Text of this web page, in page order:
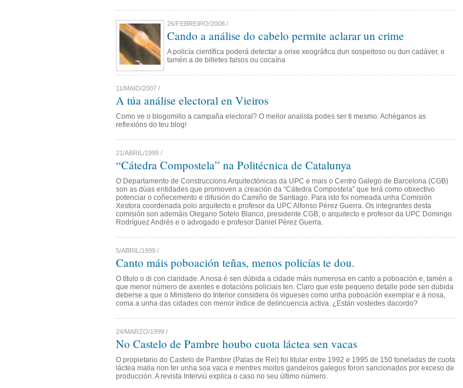
26/FEBREIRO/2008 /
Cando a análise do cabelo permite aclarar un crime
A policía científica poderá detectar a orixe xeográfica dun sospeitoso ou dun cadáver, e
tamén a de billetes falsos ou cocaína
11/MAIO/2007 /
A túa análise electoral en Vieiros
Como ve o blogomillo a campaña electoral? O mellor analista podes ser ti mesmo. Achéganos as
reflexións do teu blog!
21/ABRIL/1999 /
“Cátedra Compostela” na Politécnica de Catalunya
O Departamento de Construccions Arquitectónicas da UPC e mais o Centro Galego de Barcelona (CGB)
son as dúas entidades que promoven a creación da “Cátedra Compostela” que terá como obxectivo
potenciar o coñecemento e difusión do Camiño de Santiago. Para isto foi nomeada unha Comisión
Xestora coordenada polo arquitecto e profesor da UPC Alfonso Pérez Guerra. Os integrantes desta
comisión son ademáis Olegario Sotelo Blanco, presidente CGB, o arquitecto e profesor da UPC Domingo
Rodríguez Andrés e o advogado e profesor Daniel Pérez Guerra.
5/ABRIL/1999 /
Canto máis poboación teñas, menos policías te dou.
O título o di con claridade. A nosa é sen dúbida a cidade máis numerosa en canto a poboación e, tamén a
que menor número de axentes e dotacións policiais ten. Claro que este pequeno detalle pode sen dúbida
deberse a que o Ministerio do Interior considera ós vigueses como unha poboación exemplar e á nosa,
coma a unha das cidades con menor índice de delincuencia activa. ¿Están vostedes dacordo?
24/MARZO/1999 /
No Castelo de Pambre houbo cuota láctea sen vacas
O propietario do Castelo de Pambre (Palas de Rei) foi titular entre 1992 e 1995 de 150 toneladas de cuota
láctea malia non ter unha soa vaca e mentres moitos gandeiros galegos foron sancionados por exceso de
producción. A revista Interviú explica o caso no seu último número.